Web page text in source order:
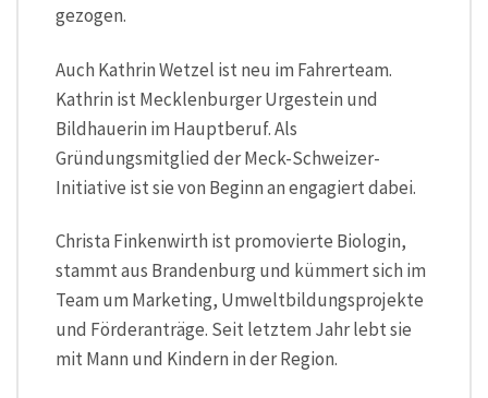
gezogen.
Auch Kathrin Wetzel ist neu im Fahrerteam.
Kathrin ist Mecklenburger Urgestein und
Bildhauerin im Hauptberuf. Als
Gründungsmitglied der Meck-Schweizer-
Initiative ist sie von Beginn an engagiert dabei.
Christa Finkenwirth ist promovierte Biologin,
stammt aus Brandenburg und kümmert sich im
Team um Marketing, Umweltbildungsprojekte
und Förderanträge. Seit letztem Jahr lebt sie
mit Mann und Kindern in der Region.